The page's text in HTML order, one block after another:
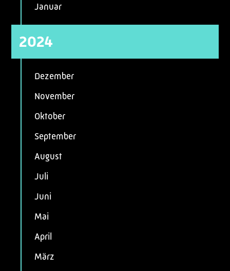
Januar
2024
Dezember
November
Oktober
September
August
Juli
Juni
Mai
April
März